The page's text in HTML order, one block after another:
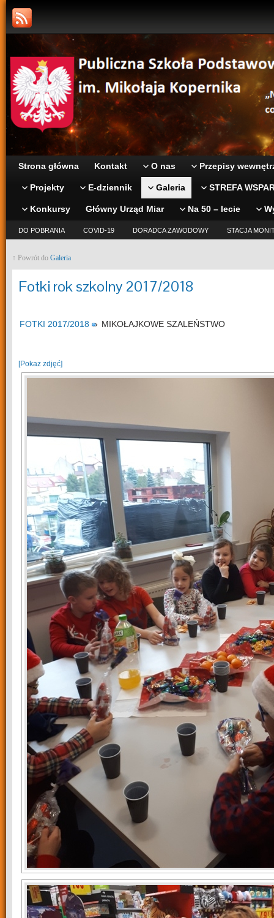
Strona główna Kontakt O nas Przepisy
Projekty E-dziennik Galeria STREFA
Konkursy Główny Urząd Miar Na 50 – lecie
DO POBRANIA COVID-19 DORADCA ZAWODOWY STACJA
↑ Powrót do Galeria
Fotki rok szkolny 2017/2018
FOTKI 2017/2018 » MIKOŁAJKOWE SZALEŃSTWO
[Pokaz zdjęć]